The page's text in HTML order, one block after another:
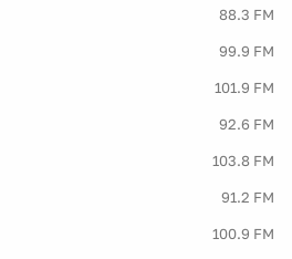
88.3 FM
99.9 FM
101.9 FM
92.6 FM
103.8 FM
91.2 FM
100.9 FM